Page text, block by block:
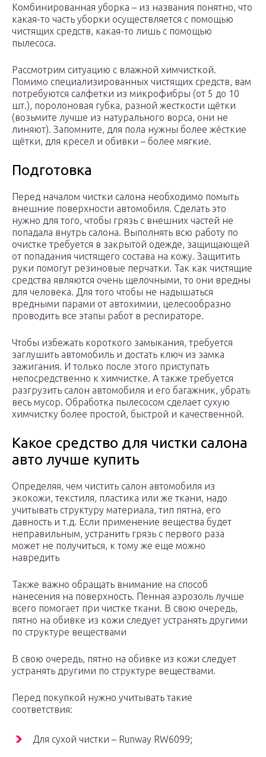
Комбинированная уборка – из названия понятно, что
какая-то часть уборки осуществляется с помощью
чистящих средств, какая-то лишь с помощью
пылесоса.
Рассмотрим ситуацию с влажной химчисткой.
Помимо специализированных чистящих средств, вам
потребуются салфетки из микрофибры (от 5 до 10
шт.), поролоновая губка, разной жесткости щётки
(возьмите лучше из натурального ворса, они не
линяют). Запомните, для пола нужны более жёсткие
щётки, для кресел и обивки – более мягкие.
Подготовка
Перед началом чистки салона необходимо помыть
внешние поверхности автомобиля. Сделать это
нужно для того, чтобы грязь с внешних частей не
попадала внутрь салона. Выполнять всю работу по
очистке требуется в закрытой одежде, защищающей
от попадания чистящего состава на кожу. Защитить
руки помогут резиновые перчатки. Так как чистящие
средства являются очень щелочными, то они вредны
для человека. Для того чтобы не надышаться
вредными парами от автохимии, целесообразно
проводить все этапы работ в респираторе.
Чтобы избежать короткого замыкания, требуется
заглушить автомобиль и достать ключ из замка
зажигания. И только после этого приступать
непосредственно к химчистке. А также требуется
разгрузить салон автомобиля и его багажник, убрать
весь мусор. Обработка пылесосом сделает сухую
химчистку более простой, быстрой и качественной.
Какое средство для чистки салона
авто лучше купить
Определяя, чем чистить салон автомобиля из
экокожи, текстиля, пластика или же ткани, надо
учитывать структуру материала, тип пятна, его
давность и т.д. Если применение вещества будет
неправильным, устранить грязь с первого раза
может не получиться, к тому же еще можно
навредить
Также важно обращать внимание на способ
нанесения на поверхность. Пенная аэрозоль лучше
всего помогает при чистке ткани. В свою очередь,
пятно на обивке из кожи следует устранять другими
по структуре веществами
В свою очередь, пятно на обивке из кожи следует
устранять другими по структуре веществами.
Перед покупкой нужно учитывать такие
соответствия:
Для сухой чистки – Runway RW6099;